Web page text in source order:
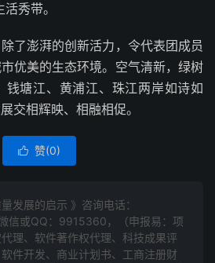
秀带。
了澎湃的创新活力，令代表团成员
优美的生态环境。空气清新，绿树
钱塘江、黄浦江、珠江两岸如诗如
交相辉映、相融相促。
 赞(0)
发展的启示 》咨询电话：
信或QQ：9915360，（申报易：项
理、软件著作权代理、科技成果评
件开发、商业计划书、工商注册财